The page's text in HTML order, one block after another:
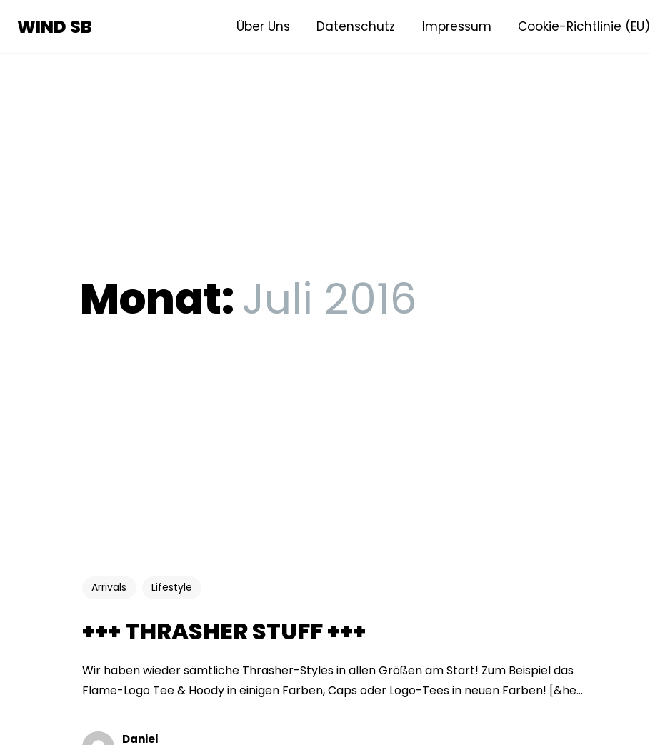
WIND SB
WIND SB Über Uns Datenschutz Impressum Cookie-Richtlinie (EU)
Monat:Juli 2016
Arrivals Lifestyle
+++ THRASHER STUFF +++
Wir haben wieder sämtliche Thrasher-Styles in allen Größen am Start! Zum Beispiel das
Flame-Logo Tee & Hoody in einigen Farben, Caps oder Logo-Tees in neuen Farben! [&he...
Daniel